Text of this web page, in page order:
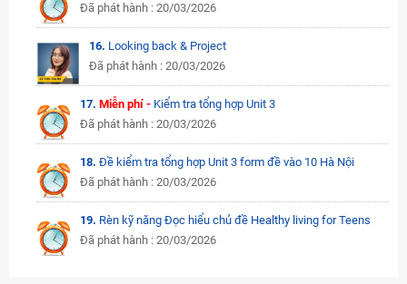
Đã phát hành : 20/03/2026
16. Looking back & Project
Đã phát hành : 20/03/2026
17.Miễn phí - Kiểm tra tổng hợp Unit 3
Đã phát hành : 20/03/2026
18.Đề kiểm tra tổng hợp Unit 3 form đề vào 10 Hà Nội
Đã phát hành : 20/03/2026
19. Rèn kỹ năng Đọc hiểu chủ đề Healthy living for Teens
Đã phát hành : 20/03/2026